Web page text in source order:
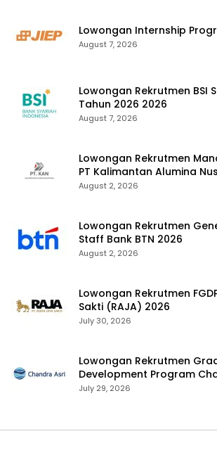
Lowongan Internship
August 7, 2026
Lowongan Rekrutmen BSI
Tahun 2026 2026
August 7, 2026
Lowongan Rekrutmen
PT Kalimantan Alumina
August 2, 2026
Lowongan Rekrutmen
Staff Bank BTN 2026
August 2, 2026
Lowongan Rekrutmen
Sakti (RAJA) 2026
July 30, 2026
Lowongan Rekrutmen
Development Program
2026
July 29, 2026